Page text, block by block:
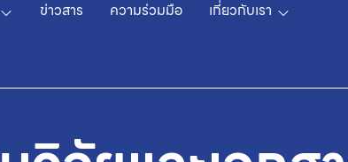
ข่าวสาร ความร่วมมือ เกี่ยวกับเรา